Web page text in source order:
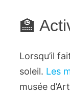
🏫
Lorsqu’il
soleil. Les
musée